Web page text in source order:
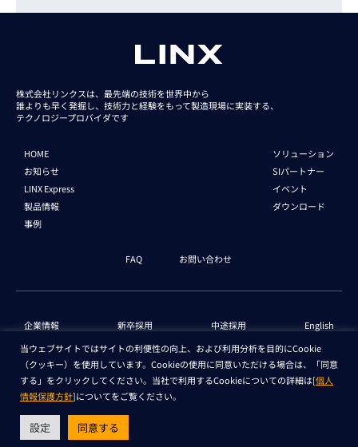
株式会社リンクスは、最先端の技術を世界中から
誰よりも早く発掘し、技術力と経験をもって製造現場に実装する、
テクノロジープロバイダです
HOME
お知らせ
LINX Express
製品情報
事例
ソリューション
SIパートナー
イベント
ダウンロード
FAQ お問い合わせ
企業情報 新卒採用 中途採用 English
個人情報保護法 情報 セキュリティ基本方針
Copyright © LINX Corporation. All Rights Reserved.
当ウェブサイトではサイトの利便性の向上、および利用分析を目的にCookie
（クッキー）を使用しています。Cookieの使用に同意いただける場合は、「同意
する」をクリックしてください。当社で利用するCookieについての詳細は[個人
情報保護方針]についてをご覧ください。
設定 同意する